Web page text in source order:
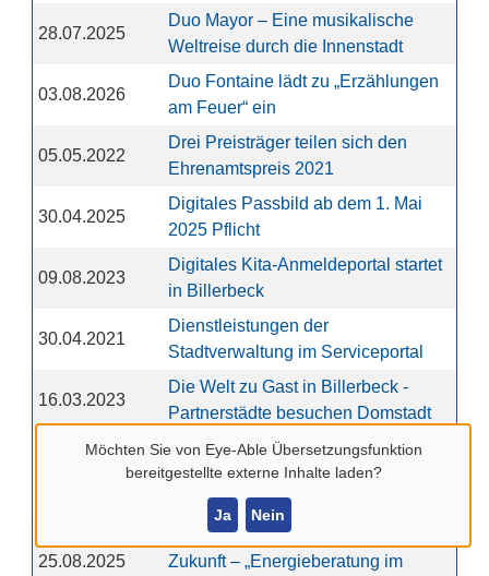
Möchten Sie von Eye-Able Übersetzungsfunktion
bereitgestellte externe Inhalte laden?
Ja Nein
28.07.2025
Duo Mayor – Eine musikalische
Weltreise durch die Innenstadt
03.08.2026
Duo Fontaine lädt zu „Erzählungen
am Feuer“ ein
05.05.2022
Drei Preisträger teilen sich den
Ehrenamtspreis 2021
30.04.2025
Digitales Passbild ab dem 1. Mai
2025 Pflicht
09.08.2023
Digitales Kita-Anmeldeportal startet
in Billerbeck
30.04.2021
Dienstleistungen der
Stadtverwaltung im Serviceportal
16.03.2023
Die Welt zu Gast in Billerbeck -
Partnerstädte besuchen Domstadt
Die städtische Jugendarbeit stellt
sich vor - Folge 6 des Billerbeck-
Podcasts erschienen
25.08.2025
Die eigenen vier Wände fit für die
Zukunft – „Energieberatung im